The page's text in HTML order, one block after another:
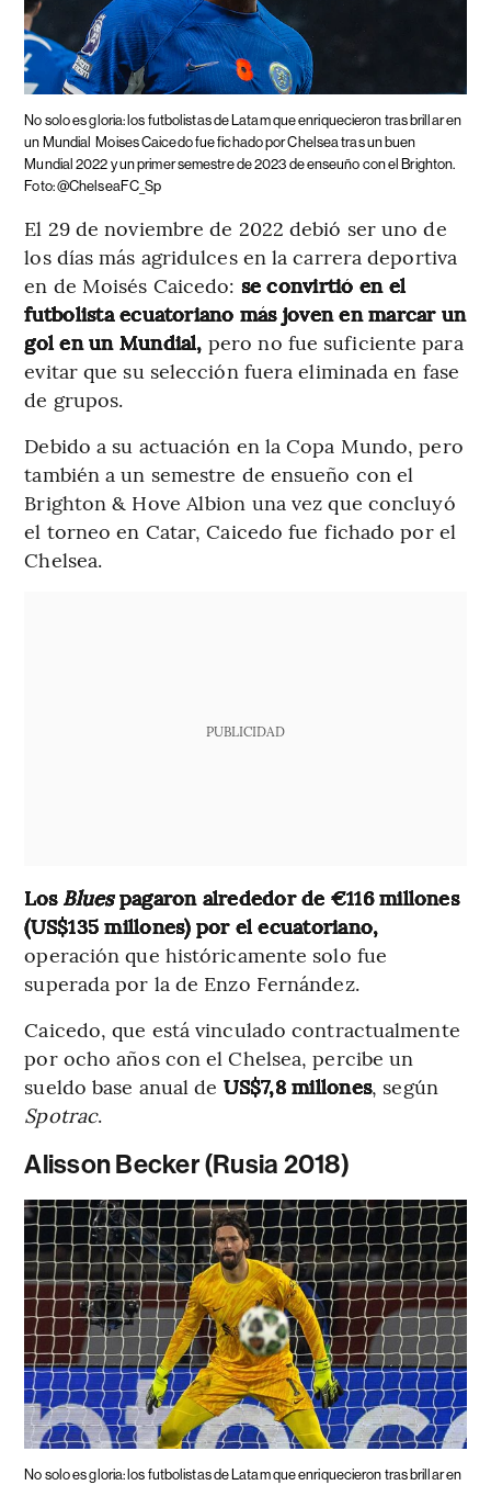
No solo es gloria: los futbolistas de Latam que enriquecieron tras brillar en
un Mundial Moises Caicedo fue fichado por Chelsea tras un buen
Mundial 2022 y un primer semestre de 2023 de enseuño con el Brighton.
Foto: @ChelseaFC_Sp
El 29 de noviembre de 2022 debió ser uno de
los días más agridulces en la carrera deportiva
en de Moisés Caicedo: se convirtió en el
futbolista ecuatoriano más joven en marcar un
gol en un Mundial, pero no fue suficiente para
evitar que su selección fuera eliminada en fase
de grupos.
Debido a su actuación en la Copa Mundo, pero
también a un semestre de ensueño con el
Brighton & Hove Albion una vez que concluyó
el torneo en Catar, Caicedo fue fichado por el
Chelsea.
PUBLICIDAD
LosBluespagaron alrededor de €116 millones
(US$135 millones) por el ecuatoriano,
operación que históricamente solo fue
superada por la de Enzo Fernández.
Caicedo, que está vinculado contractualmente
por ocho años con el Chelsea, percibe un
sueldo base anual de US$7,8 millones, según
Spotrac.
Alisson Becker (Rusia 2018)
No solo es gloria: los futbolistas de Latam que enriquecieron tras brillar en